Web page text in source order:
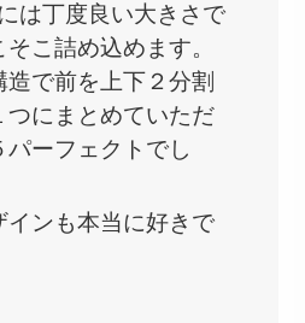
は丁度良い大きさで
こ詰め込めます。
造で前を上下２分割
つにまとめていただ
パーフェクトでし
インも本当に好きで